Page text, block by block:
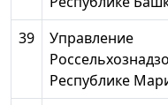
39
Управление
Республике